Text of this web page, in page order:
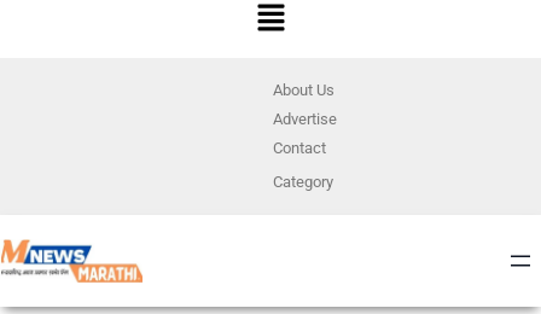
About Us
Advertise
Contact
Category